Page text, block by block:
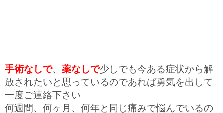
手術なしで、 薬なしで少しでも今ある症状から解
放されたいと思っているのであれば勇気を出して
一度ご連絡下さい
何週間、何ヶ月、何年と同じ痛みで悩んでいるの